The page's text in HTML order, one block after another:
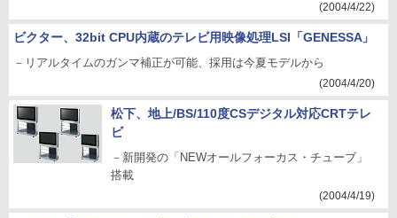
(2004/4/22)
ビクター、32bit CPU内蔵のテレビ用映像処理LSI「GENESSA」
－リアルタイムのガンマ補正が可能、採用は今夏モデルから
(2004/4/20)
松下、地上/BS/110度CSデジタル対応CRTテレ
ビ
－新開発の「NEWオールフォーカス・チューブ」
搭載
(2004/4/19)